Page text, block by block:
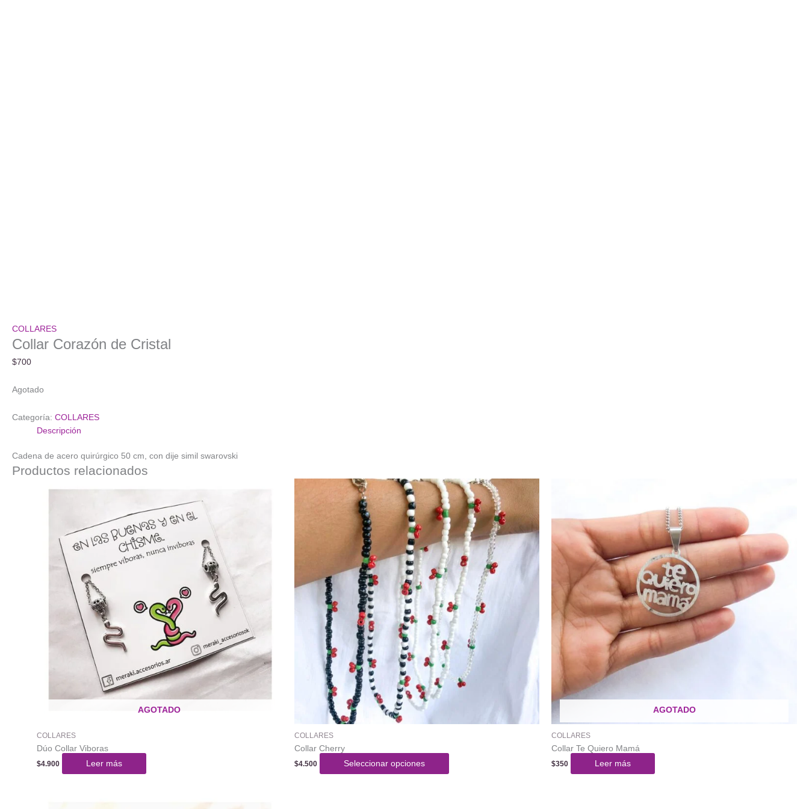
COLLARES
Collar Corazón de Cristal
$700
Agotado
Categoría: COLLARES
Descripción
Cadena de acero quirúrgico 50 cm, con dije simil swarovski
Productos relacionados
AGOTADO
COLLARES
Dúo Collar Viboras
$4.900 Leer más
COLLARES
Collar Cherry
$4.500 Seleccionar opciones
producto
AGOTADO
COLLARES
Collar Te Quiero Mamá
$350 Leer más